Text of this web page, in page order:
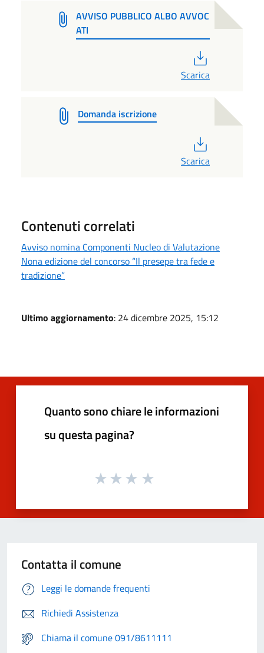
AVVISO PUBBLICO ALBO AVVOC
ATI
Scarica
Domanda iscrizione
Scarica
Contenuti correlati
Avviso nomina Componenti Nucleo di Valutazione
Nona edizione del concorso “Il presepe tra fede e
tradizione”
Ultimo aggiornamento: 24 dicembre 2025, 15:12
Quanto sono chiare le informazioni
su questa pagina?
Contatta il comune
Leggi le domande frequenti
Richiedi Assistenza
Chiama il comune 091/8611111